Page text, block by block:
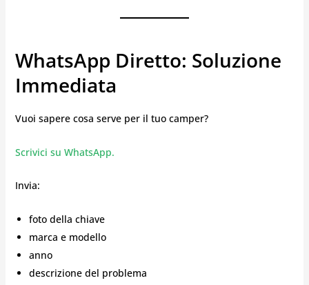
WhatsApp Diretto: Soluzione
Immediata
Vuoi sapere cosa serve per il tuo camper?
Scrivici su WhatsApp.
Invia:
foto della chiave
marca e modello
anno
descrizione del problema